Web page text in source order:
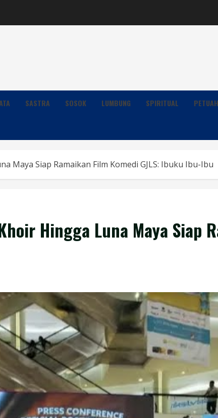
SASTRA SOSOK LUMBUNG SPIRITUAL
Maya Siap Ramaikan Film Komedi GJLS: Ibuku Ibu-Ibu
Hingga Luna Maya Siap